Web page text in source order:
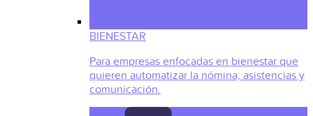
BIENESTAR
Para empresas enfocadas en bienestar que
quieren automatizar la nómina, asistencias y
comunicación.